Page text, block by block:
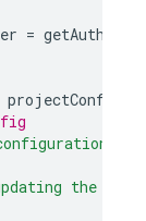
= getAuth
the